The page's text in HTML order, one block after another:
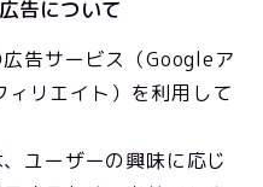
告について
告サービス（Googleア
リエイト）を利用して
ユーザーの興味に応じ